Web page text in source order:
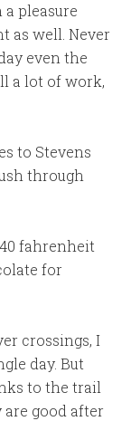
a pleasure
as well. Never
even the
a lot of work,
to Stevens
through
fahrenheit
for
crossings, I
day. But
to the trail
good after